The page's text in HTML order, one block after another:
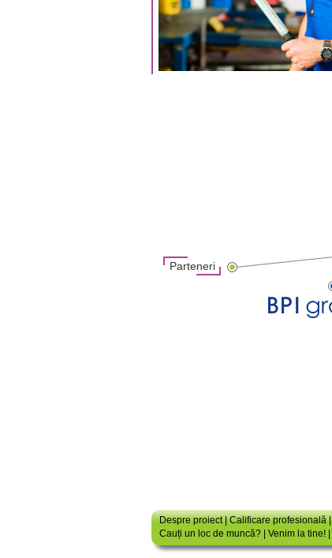
Parteneri
Despre proiect | Calificare profesională |
Cauți un loc de muncă?
Venim la tine!